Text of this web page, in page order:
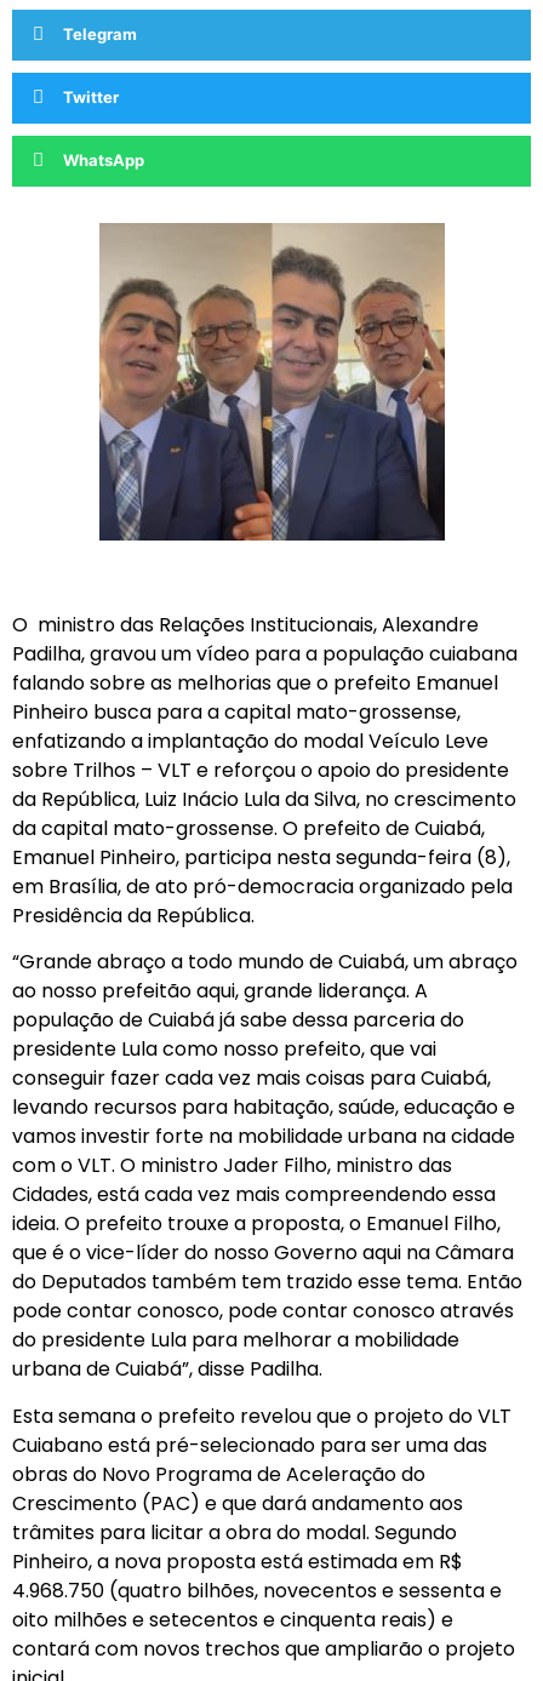
Telegram
Twitter
WhatsApp
O ministro das Relações Institucionais, Alexandre
Padilha, gravou um vídeo para a população cuiabana
falando sobre as melhorias que o prefeito Emanuel
Pinheiro busca para a capital mato-grossense,
enfatizando a implantação do modal Veículo Leve
sobre Trilhos – VLT e reforçou o apoio do presidente
da República, Luiz Inácio Lula da Silva, no crescimento
da capital mato-grossense. O prefeito de Cuiabá,
Emanuel Pinheiro, participa nesta segunda-feira (8),
em Brasília, de ato pró-democracia organizado pela
Presidência da República.
“Grande abraço a todo mundo de Cuiabá, um abraço
ao nosso prefeitão aqui, grande liderança. A
população de Cuiabá já sabe dessa parceria do
presidente Lula como nosso prefeito, que vai
conseguir fazer cada vez mais coisas para Cuiabá,
levando recursos para habitação, saúde, educação e
vamos investir forte na mobilidade urbana na cidade
com o VLT. O ministro Jader Filho, ministro das
Cidades, está cada vez mais compreendendo essa
ideia. O prefeito trouxe a proposta, o Emanuel Filho,
que é o vice-líder do nosso Governo aqui na Câmara
do Deputados também tem trazido esse tema. Então
pode contar conosco, pode contar conosco através
do presidente Lula para melhorar a mobilidade
urbana de Cuiabá”, disse Padilha.
Esta semana o prefeito revelou que o projeto do VLT
Cuiabano está pré-selecionado para ser uma das
obras do Novo Programa de Aceleração do
Crescimento (PAC) e que dará andamento aos
trâmites para licitar a obra do modal. Segundo
Pinheiro, a nova proposta está estimada em R$
4.968.750 (quatro bilhões, novecentos e sessenta e
oito milhões e setecentos e cinquenta reais) e
contará com novos trechos que ampliarão o projeto